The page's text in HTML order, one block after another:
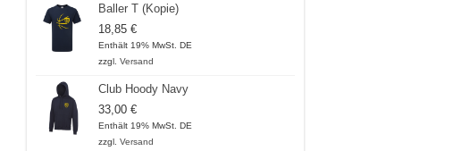
Baller T (Kopie)
18,85 €
Enthält 19% MwSt. DE
zzgl. Versand
Club Hoody Navy
33,00 €
Enthält 19% MwSt. DE
zzgl. Versand